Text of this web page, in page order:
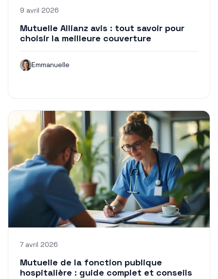
9 avril 2026
Mutuelle Allianz avis : tout savoir pour
choisir la meilleure couverture
Emmanuelle
7 avril 2026
Mutuelle de la fonction publique
hospitalière : guide complet et conseils